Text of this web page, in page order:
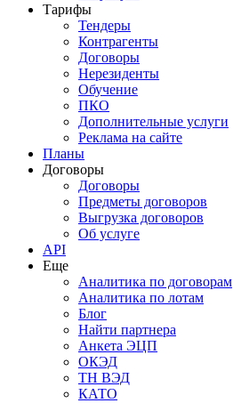
Тарифы
Тендеры
Контрагенты
Договоры
Нерезиденты
Обучение
ПКО
Дополнительные услуги
Реклама на сайте
Планы
Договоры
Договоры
Предметы договоров
Выгрузка договоров
Об услуге
API
Еще
Аналитика по договорам
Аналитика по лотам
Блог
Найти партнера
Анкета ЭЦП
ОКЭД
ТН ВЭД
КАТО